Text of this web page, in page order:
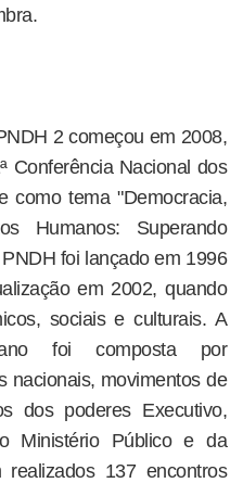
2 começou em 2008,
Conferência Nacional dos
como tema "Democracia,
Humanos: Superando
foi lançado em 1996
em 2002, quando
sociais e culturais. A
foi composta por
nacionais, movimentos de
dos poderes Executivo,
Ministério Público e da
realizados 137 encontros